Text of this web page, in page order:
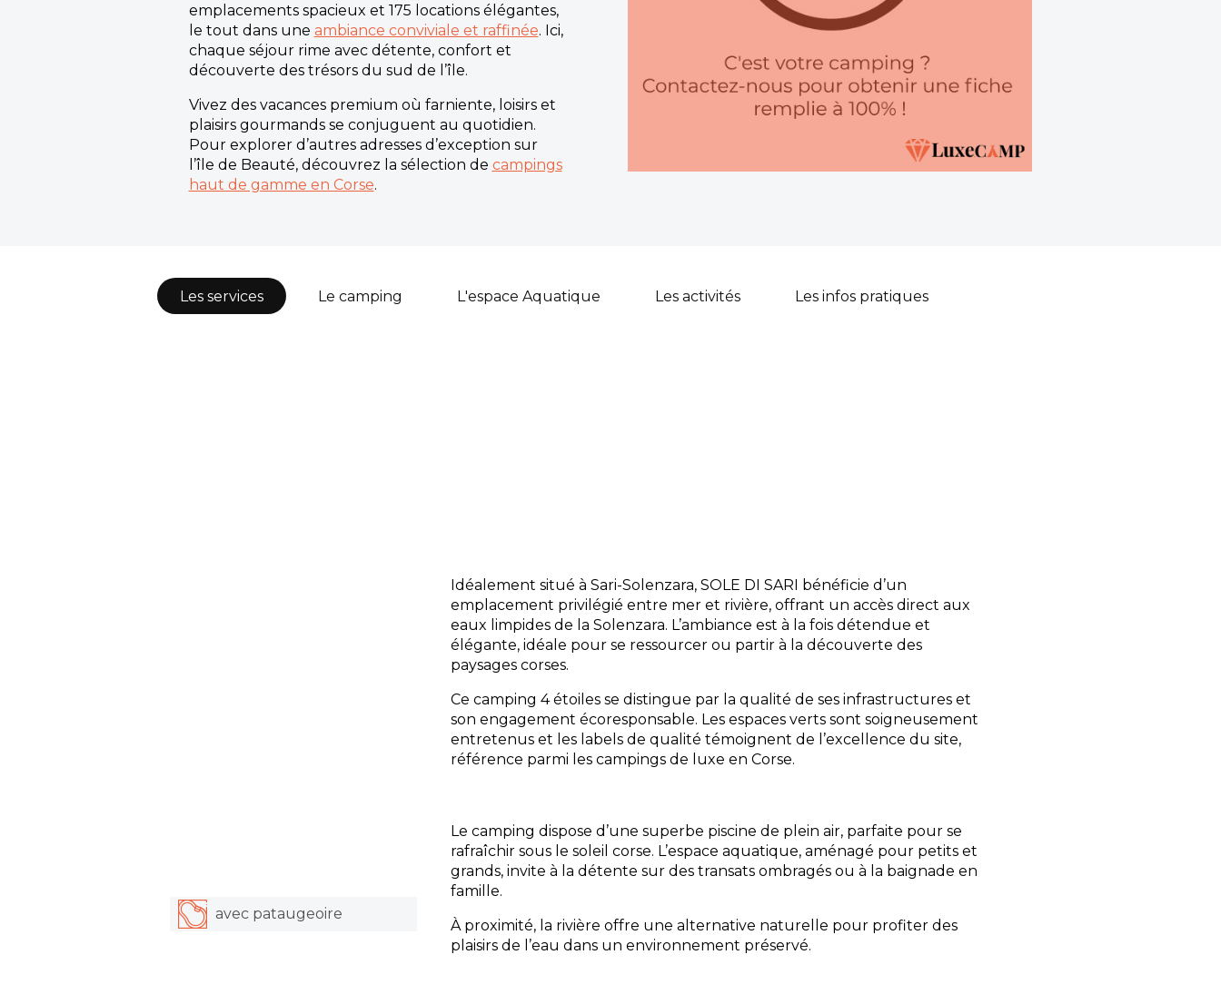
emplacements spacieux et 175 locations élégantes,
le tout dans une ambiance conviviale et raffinée. Ici,
chaque séjour rime avec détente, confort et
découverte des trésors du sud de l’île.
Vivez des vacances premium où farniente, loisirs et
plaisirs gourmands se conjuguent au quotidien.
Pour explorer d’autres adresses d’exception sur
l’île de Beauté, découvrez la sélection de campings
haut de gamme en Corse.
Les services Le camping L'espace Aquatique Les activités Les infos pratiques
Idéalement situé à Sari-Solenzara, SOLE DI SARI bénéficie d’un
emplacement privilégié entre mer et rivière, offrant un accès direct aux
eaux limpides de la Solenzara. L’ambiance est à la fois détendue et
élégante, idéale pour se ressourcer ou partir à la découverte des
paysages corses.
Ce camping 4 étoiles se distingue par la qualité de ses infrastructures et
son engagement écoresponsable. Les espaces verts sont soigneusement
entretenus et les labels de qualité témoignent de l’excellence du site,
référence parmi les campings de luxe en Corse.
avec pataugeoire
Le camping dispose d’une superbe piscine de plein air, parfaite pour se
rafraîchir sous le soleil corse. L’espace aquatique, aménagé pour petits et
grands, invite à la détente sur des transats ombragés ou à la baignade en
famille.
À proximité, la rivière offre une alternative naturelle pour profiter des
plaisirs de l’eau dans un environnement préservé.